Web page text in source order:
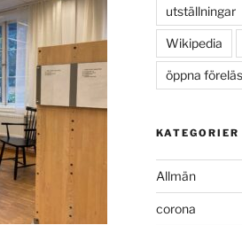
utställningar
Wikipedia
öppna
KATEGORIER
Allmän
corona